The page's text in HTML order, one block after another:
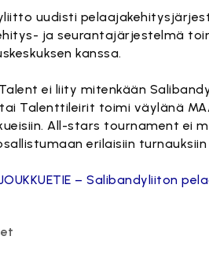
uudisti
ja seurantajärjestelmä
kanssa.
ei liity mitenkään
Talenttileirit toimi väylänä
All-stars tournament ei
erilaisiin
– Salibandyliiton